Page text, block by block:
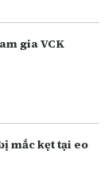
gia VCK
mắc kẹt tại eo